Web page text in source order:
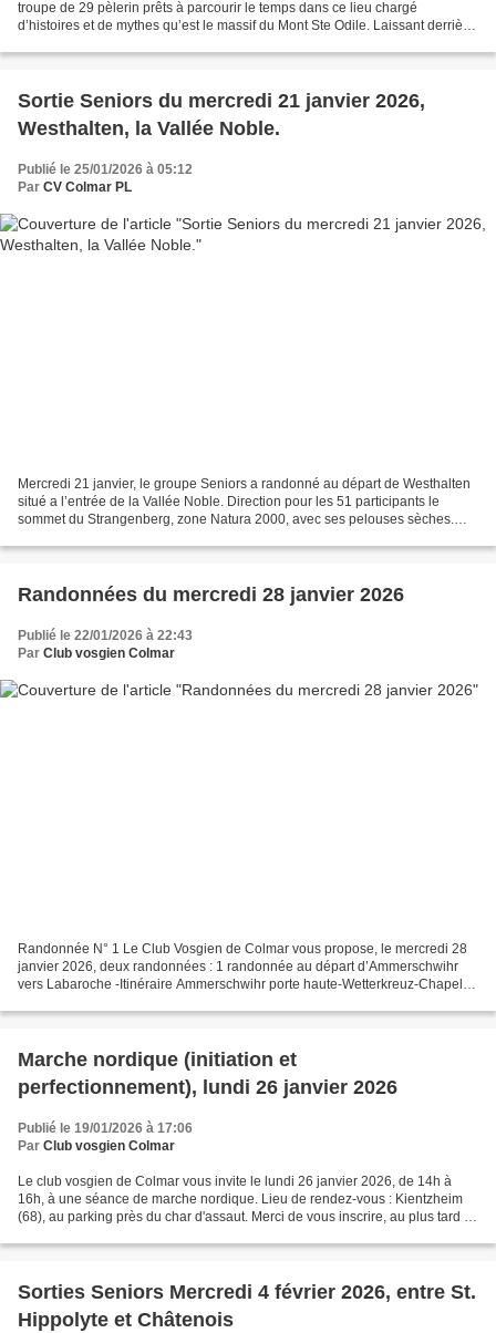
troupe de 29 pèlerin prêts à parcourir le temps dans ce lieu chargé
d’histoires et de mythes qu’est le massif du Mont Ste Odile. Laissant derrière
Sortie Seniors du mercredi 21 janvier 2026,
Westhalten, la Vallée Noble.
Publié le 25/01/2026 à 05:12
Par CV Colmar PL
Mercredi 21 janvier, le groupe Seniors a randonné au départ de Westhalten
situé a l’entrée de la Vallée Noble. Direction pour les 51 participants le
sommet du Strangenberg, zone Natura 2000, avec ses pelouses sèches.
Randonnées du mercredi 28 janvier 2026
Publié le 22/01/2026 à 22:43
Par Club vosgien Colmar
Randonnée N° 1 Le Club Vosgien de Colmar vous propose, le mercredi 28
janvier 2026, deux randonnées : 1 randonnée au départ d’Ammerschwihr
vers Labaroche -Itinéraire Ammerschwihr porte haute-Wetterkreuz-Chapel
Marche nordique (initiation et
perfectionnement), lundi 26 janvier 2026
Publié le 19/01/2026 à 17:06
Par Club vosgien Colmar
Le club vosgien de Colmar vous invite le lundi 26 janvier 2026, de 14h à
16h, à une séance de marche nordique. Lieu de rendez-vous : Kientzheim
(68), au parking près du char d'assaut. Merci de vous inscrire, au plus tard le
Sorties Seniors Mercredi 4 février 2026, entre St.
Hippolyte et Châtenois